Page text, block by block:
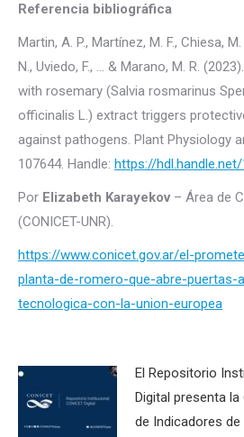
Referencia bibliográfica
Martin, A. P., Martínez, M. F., Chiesa,
N., Uviedo, F., … & Marano, M. R.
with rosemary (Salvia rosmarinus
officinalis L.) extract triggers
against pathogens. Plant Physiology
107644. Handle: https://
Por Elizabeth Karayekov – Área de
(CONICET-UNR).
https://www.conicet.gov.ar/el-
planta-de-romero-que-abre-puertas-
tecnologica-con-la-union-europea
El Repositorio
Digital presenta
de Indicadores